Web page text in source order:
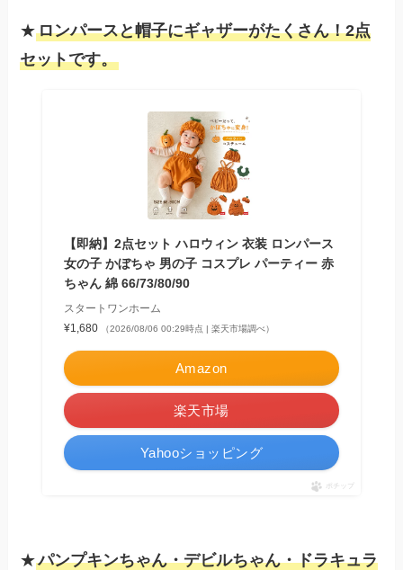
★ロンパースと帽子にギャザーがたくさん！2点
セットです。
【即納】2点セット ハロウィン 衣装 ロンパース
女の子 かぼちゃ 男の子 コスプレ パーティー 赤
ちゃん 綿 66/73/80/90
スタートワンホーム
¥1,680
（2026/08/06 00:29時点 | 楽天市場調べ）
Amazon
楽天市場
Yahooショッピング
ポチップ
★パンプキンちゃん・デビルちゃん・ドラキュラ